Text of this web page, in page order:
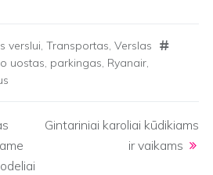
verslui, Transportas, Verslas
uostas, parkingas, Ryanair,
Gintariniai karoliai kūdikiams
ir vaikams